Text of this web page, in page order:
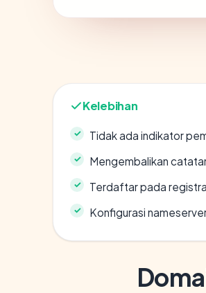
Kelebihan
Tidak ada indikator
Mengembalikan
Terdaftar pada
Konfigurasi